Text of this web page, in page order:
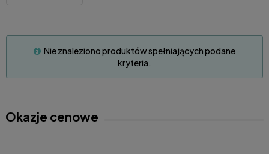
Nie znaleziono produktów spełniających podane
kryteria.
Okazje cenowe